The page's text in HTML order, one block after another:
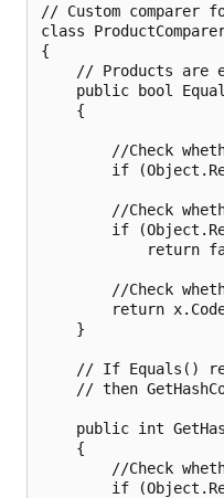
// Custom comparer
class
{
// Products are
public bool
    {
//Check
if
//Check
if
return
//Check
return
    }
// If Equals()
// then
public int
    {
//Check
if